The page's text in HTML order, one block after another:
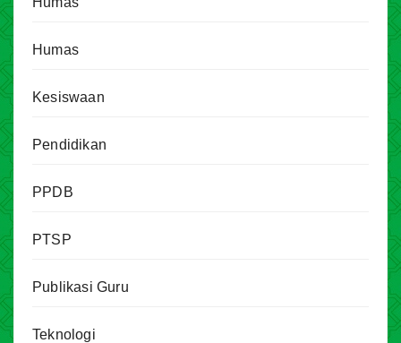
Humas
Kesiswaan
Pendidikan
PPDB
PTSP
Publikasi Guru
Teknologi